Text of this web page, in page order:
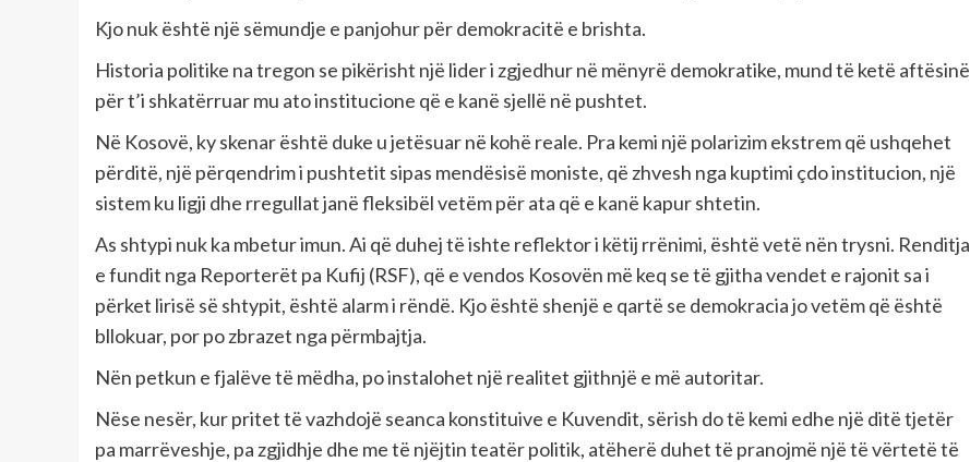
Kjo nuk është një sëmundje e panjohur për demokracitë e brishta.
Historia politike na tregon se pikërisht një lider i zgjedhur në mënyrë demokratike, mund të ketë aftësinë
për t’i shkatërruar mu ato institucione që e kanë sjellë në pushtet.
Në Kosovë, ky skenar është duke u jetësuar në kohë reale. Pra kemi një polarizim ekstrem që ushqehet
përditë, një përqendrim i pushtetit sipas mendësisë moniste, që zhvesh nga kuptimi çdo institucion, një
sistem ku ligji dhe rregullat janë fleksibël vetëm për ata që e kanë kapur shtetin.
As shtypi nuk ka mbetur imun. Ai që duhej të ishte reflektor i këtij rrënimi, është vetë nën trysni. Renditja
e fundit nga Reporterët pa Kufij (RSF), që e vendos Kosovën më keq se të gjitha vendet e rajonit sa i
përket lirisë së shtypit, është alarm i rëndë. Kjo është shenjë e qartë se demokracia jo vetëm që është
bllokuar, por po zbrazet nga përmbajtja.
Nën petkun e fjalëve të mëdha, po instalohet një realitet gjithnjë e më autoritar.
Nëse nesër, kur pritet të vazhdojë seanca konstituive e Kuvendit, sërish do të kemi edhe një ditë tjetër
pa marrëveshje, pa zgjidhje dhe me të njëjtin teatër politik, atëherë duhet të pranojmë një të vërtetë të